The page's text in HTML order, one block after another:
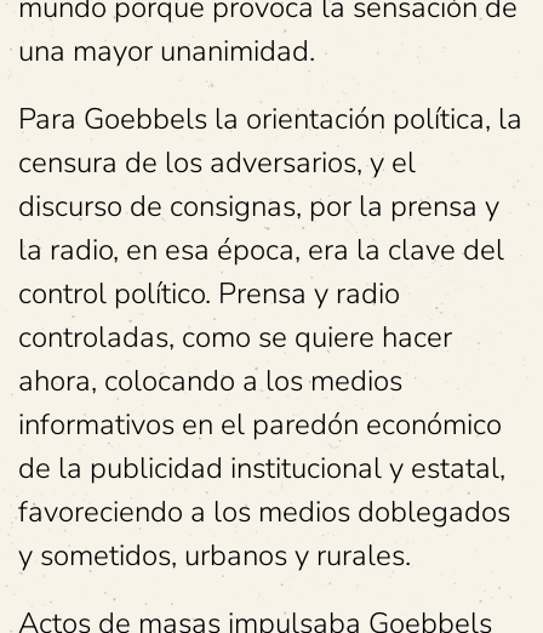
una mayor unanimidad.
Para Goebbels la orientación política, la
censura de los adversarios, y el
discurso de consignas, por la prensa y
la radio, en esa época, era la clave del
control político. Prensa y radio
controladas, como se quiere hacer
ahora, colocando a los medios
informativos en el paredón económico
de la publicidad institucional y estatal,
favoreciendo a los medios doblegados
y sometidos, urbanos y rurales.
Actos de masas impulsaba Goebbels